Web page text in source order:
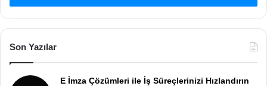
Son Yazılar
E İmza Çözümleri ile İş Süreçlerinizi Hızlandırın